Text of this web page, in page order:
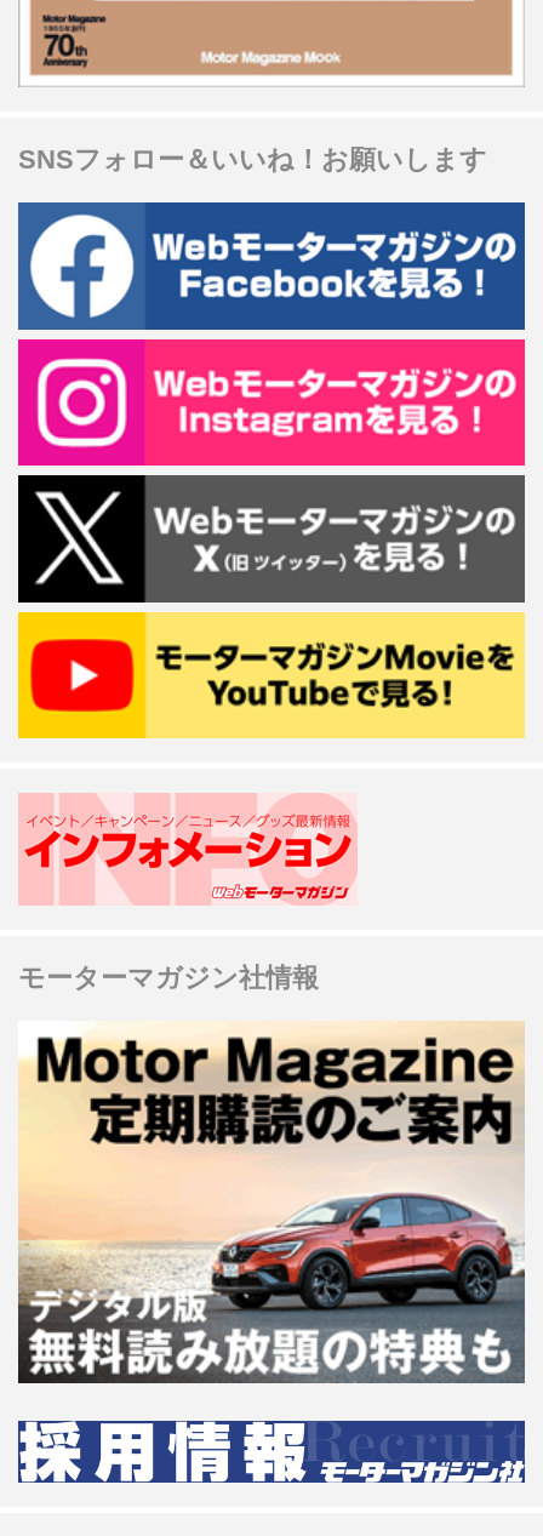
SNSフォロー＆いいね！お願いします
モーターマガジン社情報